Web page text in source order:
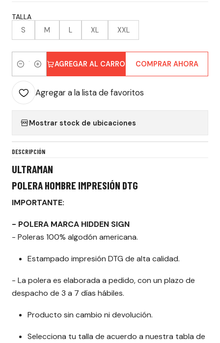
TALLA
S M L XL XXL
Cantidad
AGREGAR AL CARRO COMPRAR AHORA
Agregar a la lista de favoritos
Mostrar stock de ubicaciones
DESCRIPCIÓN
ULTRAMAN
POLERA HOMBRE IMPRESIÓN DTG
IMPORTANTE:
- POLERA MARCA HIDDEN SIGN
- Poleras 100% algodón americana.
Estampado impresión DTG de alta calidad.
- La polera es elaborada a pedido, con un plazo de
despacho de 3 a 7 días hábiles.
Producto sin cambio ni devolución.
Selecciona tu talla de acuerdo a nuestra tabla de